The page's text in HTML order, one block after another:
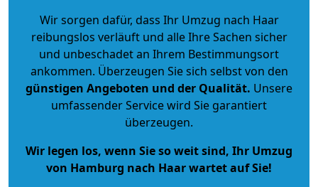
Wir sorgen dafür, dass Ihr Umzug nach Haar
reibungslos verläuft und alle Ihre Sachen sicher
und unbeschadet an Ihrem Bestimmungsort
ankommen. Überzeugen Sie sich selbst von den
günstigen Angeboten und der Qualität. Unsere
umfassender Service wird Sie garantiert
überzeugen.
Wir legen los, wenn Sie so weit sind, Ihr Umzug
von Hamburg nach Haar wartet auf Sie!